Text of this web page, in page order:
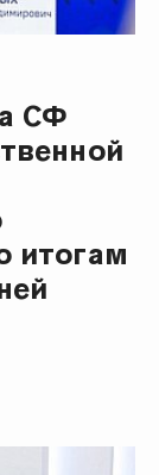
СФ
итогам